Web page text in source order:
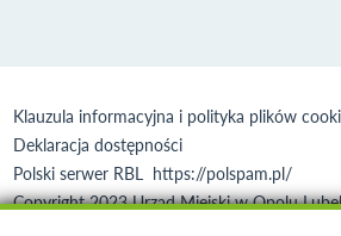
Klauzula informacyjna i polityka plików
Deklaracja dostępności
Polski serwer RBL https://polspam.pl/
Copyright 2023 Urząd Miejski w Opolu